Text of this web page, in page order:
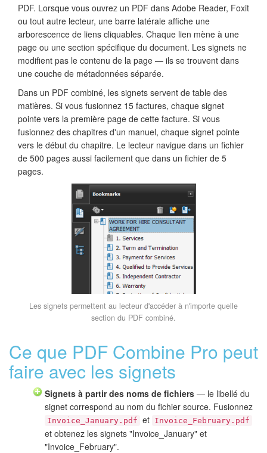
PDF. Lorsque vous ouvrez un PDF dans Adobe Reader, Foxit
ou tout autre lecteur, une barre latérale affiche une
arborescence de liens cliquables. Chaque lien mène à une
page ou une section spécifique du document. Les signets ne
modifient pas le contenu de la page — ils se trouvent dans
une couche de métadonnées séparée.
Dans un PDF combiné, les signets servent de table des
matières. Si vous fusionnez 15 factures, chaque signet
pointe vers la première page de cette facture. Si vous
fusionnez des chapitres d'un manuel, chaque signet pointe
vers le début du chapitre. Le lecteur navigue dans un fichier
de 500 pages aussi facilement que dans un fichier de 5
pages.
Les signets permettent au lecteur d'accéder à n'importe quelle
section du PDF combiné.
Ce que PDF Combine Pro peut
faire avec les signets
Signets à partir des noms de fichiers — le libellé du
signet correspond au nom du fichier source. Fusionnez
Invoice_January.pdf et Invoice_February.pdf
et obtenez les signets "Invoice_January" et
"Invoice_February".